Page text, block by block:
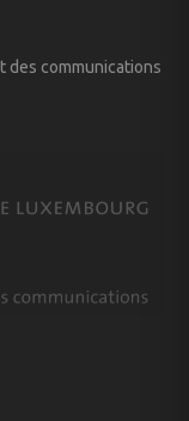
des communications